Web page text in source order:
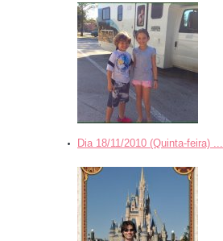
Dia 18/11/2010 (Quinta-feira) ...